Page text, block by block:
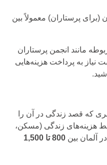
پرستاران) معمولاً بین
مانند انجمن پرستاران
به پرداخت هزینه‌هایی
که قصد زندگی در آن را
هزینه‌های زندگی (مسکن،
بین800 تا 1,500